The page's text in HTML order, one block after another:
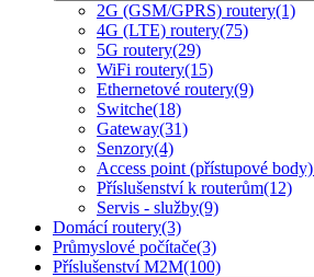
2G (GSM/GPRS) routery(1)
4G (LTE) routery(75)
5G routery(29)
WiFi routery(15)
Ethernetové routery(9)
Switche(18)
Gateway(31)
Senzory(4)
Access point (přístupové body)
Příslušenství k routerům(12)
Servis - služby(9)
Domácí routery(3)
Průmyslové počítače(3)
Příslušenství M2M(100)